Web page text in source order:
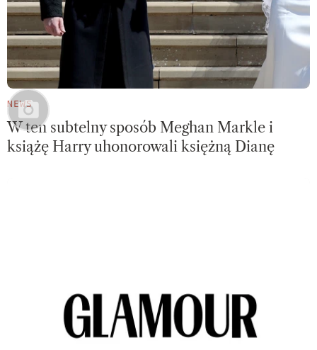
NEWS
W ten subtelny sposób Meghan Markle i
książę Harry uhonorowali księżną Dianę